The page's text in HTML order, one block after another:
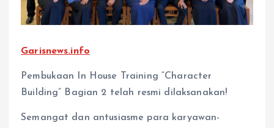
Garisnews.info
Pembukaan In House Training “Character
Building” Bagian 2 telah resmi dilaksanakan!
Semangat dan antusiasme para karyawan-